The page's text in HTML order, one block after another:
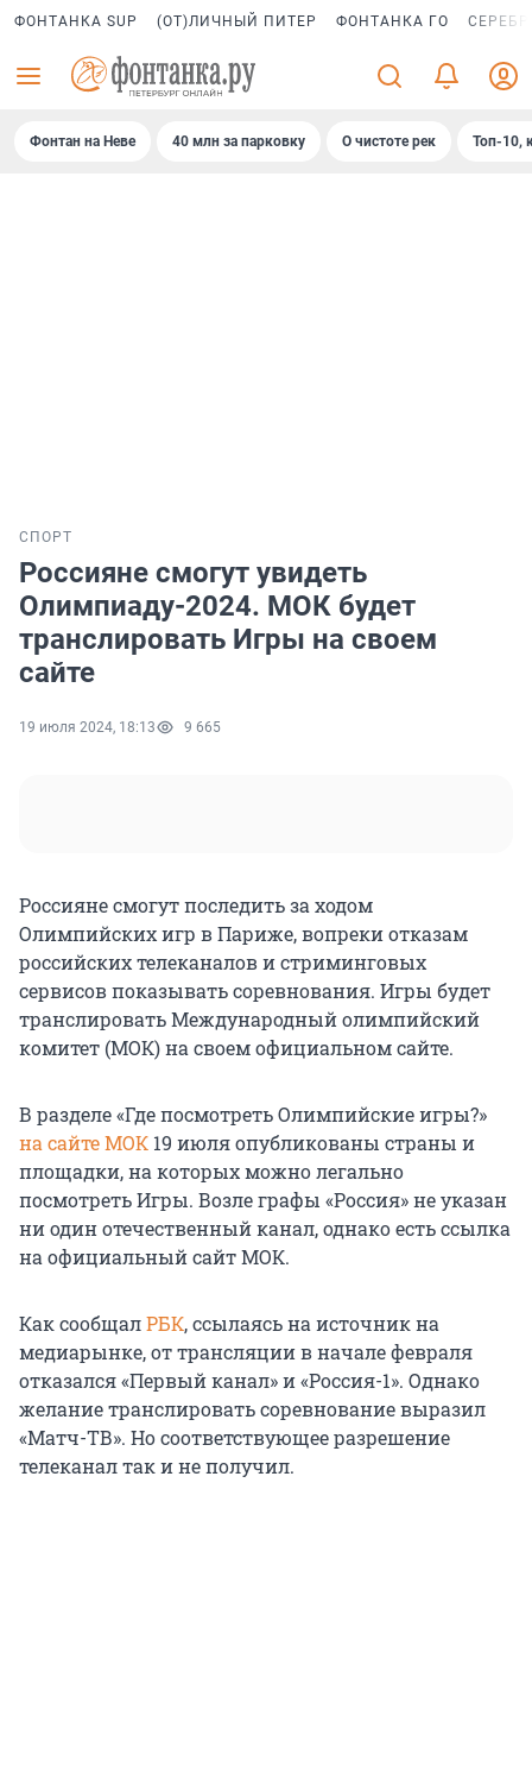
ФОНТАНКА SUP (ОТ)ЛИЧНЫЙ ПИТЕР ФОНТАНКА ГО
Фонтан на Неве 40 млн за парковку О чистоте рек Топ-10,
СПОРТ
Россияне смогут увидеть
Олимпиаду-2024. МОК будет
транслировать Игры на своем
сайте
19 июля 2024, 18:13 9 665
Россияне смогут последить за ходом
Олимпийских игр в Париже, вопреки отказам
российских телеканалов и стриминговых
сервисов показывать соревнования. Игры будет
транслировать Международный олимпийский
комитет (МОК) на своем официальном сайте.
В разделе «Где посмотреть Олимпийские игры?»
на сайте МОК 19 июля опубликованы страны и
площадки, на которых можно легально
посмотреть Игры. Возле графы «Россия» не указан
ни один отечественный канал, однако есть ссылка
на официальный сайт МОК.
Как сообщалРБК, ссылаясь на источник на
медиарынке, от трансляции в начале февраля
отказался «Первый канал» и «Россия-1». Однако
желание транслировать соревнование выразил
«Матч-ТВ». Но соответствующее разрешение
телеканал так и не получил.